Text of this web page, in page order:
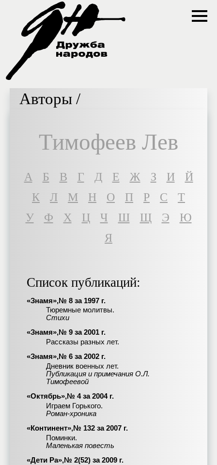
Авторы /
Тимофеев Лев
A Б В Г Д Е Ж З И
Й
К
Л М Н О П Р С
Т
У
Ф Х Ц Ч Ш Щ Э
Ю
Я
Список публикаций:
«Знамя»,№ 8 за 1997 г.
Тюремные молитвы.
Стихи
«Знамя»,№ 9 за 2001 г.
Рассказы разных лет.
«Знамя»,№ 6 за 2002 г.
Дневник военных лет.
Публикация и примечания О.Л.
Тимофеевой
«Октябрь»,№ 4 за 2004 г.
Играем Горького.
Роман-хроника
«Континент»,№ 132 за 2007 г.
Поминки.
Маленькая повесть
«Дети Ра»,№ 2(52) за 2009 г.